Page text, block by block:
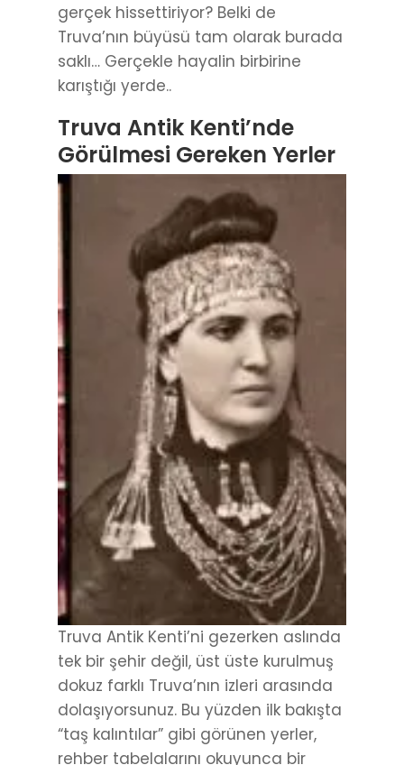
gerçek hissettiriyor? Belki de
Truva’nın büyüsü tam olarak burada
saklı… Gerçekle hayalin birbirine
karıştığı yerde..
Truva Antik Kenti’nde
Görülmesi Gereken Yerler
Truva Antik Kenti’ni gezerken aslında
tek bir şehir değil, üst üste kurulmuş
dokuz farklı Truva’nın izleri arasında
dolaşıyorsunuz. Bu yüzden ilk bakışta
“taş kalıntılar” gibi görünen yerler,
rehber tabelalarını okuyunca bir